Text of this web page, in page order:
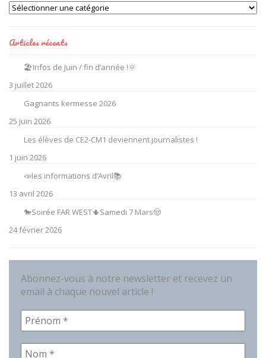
Catégories
Articles récents
🏖️Infos de Juin / fin d’année !🌞
3 juillet 2026
Gagnants kermesse 2026
25 juin 2026
Les élèves de CE2-CM1 deviennent journalistes !
1 juin 2026
📣les informations d’Avril📚
13 avril 2026
🐎Soirée FAR WEST🌵Samedi 7 Mars🤠
24 février 2026
Abonnez-vous à notre newsletter et recevez un
email à chaque nouvel article !